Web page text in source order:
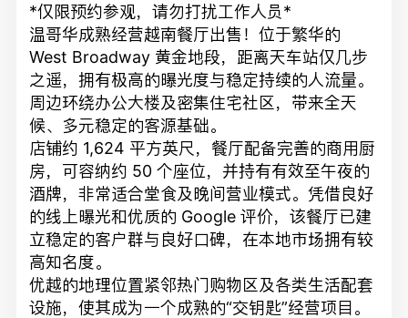
*仅限预约参观，请勿打扰工作人员*
温哥华成熟经营越南餐厅出售！位于繁华的
West Broadway 黄金地段，距离天车站仅几步
之遥，拥有极高的曝光度与稳定持续的人流量。
周边环绕办公大楼及密集住宅社区，带来全天
候、多元稳定的客源基础。
店铺约 1,624 平方英尺，餐厅配备完善的商用厨
房，可容纳约 50 个座位，并持有有效至午夜的
酒牌，非常适合堂食及晚间营业模式。凭借良好
的线上曝光和优质的 Google 评价，该餐厅已建
立稳定的客户群与良好口碑，在本地市场拥有较
高知名度。
优越的地理位置紧邻热门购物区及各类生活配套
设施，使其成为一个成熟的“交钥匙”经营项目。